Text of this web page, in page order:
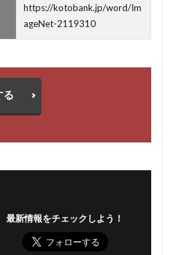
https://kotobank.jp/word/Im
ageNet-2119310
る
最新情報をチェックしよう！